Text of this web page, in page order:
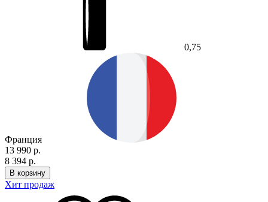
0,75
Франция
13 990 р.
8 394 р.
В корзину
Хит продаж